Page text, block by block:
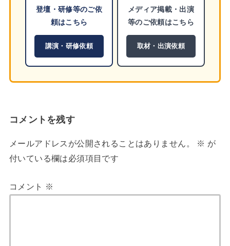
登壇・研修等のご依
頼はこちら
講演・研修依頼
メディア掲載・出演
等のご依頼はこちら
取材・出演依頼
コメントを残す
メールアドレスが公開されることはありません。 ※ が
付いている欄は必須項目です
コメント ※